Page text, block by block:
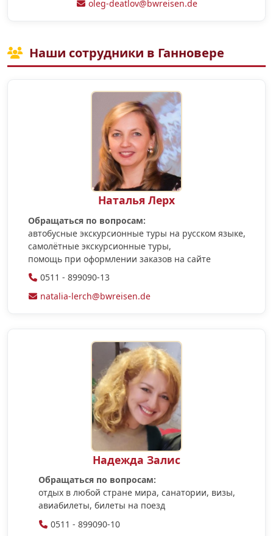
oleg-deatlov@bwreisen.de
Наши сотрудники в Ганновере
Наталья Лерх
Обращаться по вопросам:
автобусные экскурсионные туры на русском языке,
самолётные экскурсионные туры,
помощь при оформлении заказов на сайте
0511 - 899090-13
natalia-lerch@bwreisen.de
Надежда Залис
Обращаться по вопросам:
отдых в любой стране мира, санатории, визы,
aвиабилеты, билеты на поезд
0511 - 899090-10